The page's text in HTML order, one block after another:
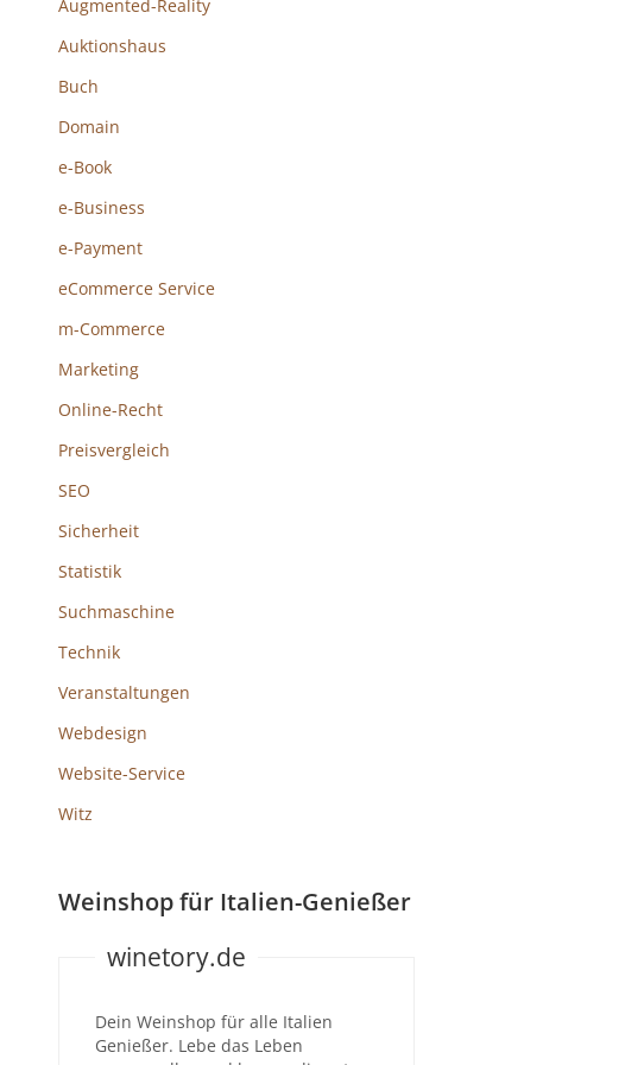
Augmented-Reality
Auktionshaus
Buch
Domain
e-Book
e-Business
e-Payment
eCommerce Service
m-Commerce
Marketing
Online-Recht
Preisvergleich
SEO
Sicherheit
Statistik
Suchmaschine
Technik
Veranstaltungen
Webdesign
Website-Service
Witz
Weinshop für Italien-Genießer
winetory.de
Dein Weinshop für alle Italien
Genießer. Lebe das Leben